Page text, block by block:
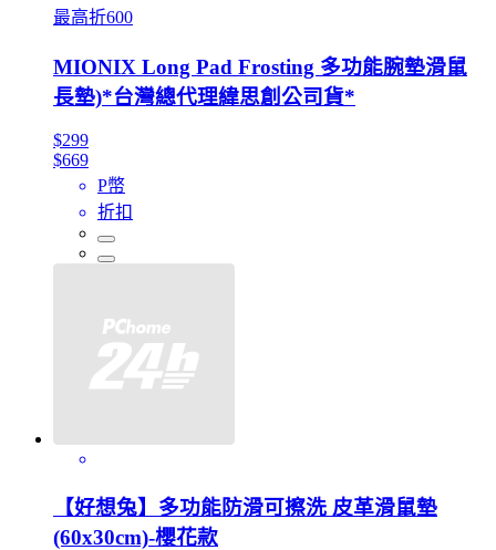
最高折600
MIONIX Long Pad Frosting 多功能腕墊滑鼠
長墊)*台灣總代理緯思創公司貨*
$299
$669
P幣
折扣
【好想兔】多功能防滑可擦洗 皮革滑鼠墊
(60x30cm)-櫻花款